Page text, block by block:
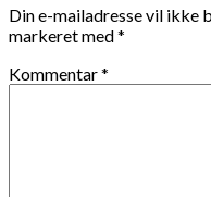
Din e-mailadresse vil ikke
markeret med*
Kommentar*